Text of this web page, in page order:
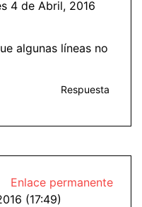
4 de Abril, 2016
algunas líneas no
Respuesta
Enlace permanente
(17:49)